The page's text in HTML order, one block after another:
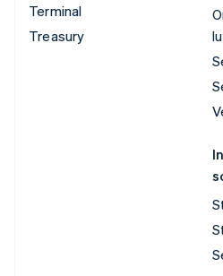
Terminal
Treasury